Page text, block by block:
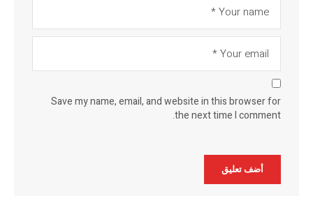
Save my name, email, and website in this browser for
the next time I comment.